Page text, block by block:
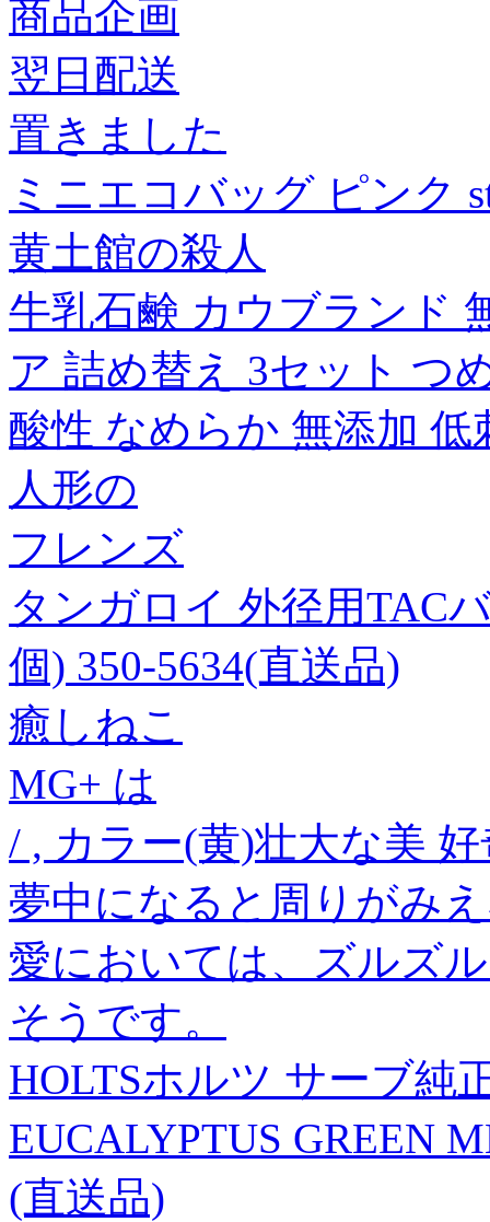
商品企画
翌日配送
置きました
ミニエコバッグ ピンク
黄土館の殺人
牛乳石鹸 カウブランド
ア 詰め替え 3セット つ
酸性 なめらか 無添加 低
人形の
フレンズ
タンガロイ 外径用TAC
個) 350-5634(直送品)
癒しねこ
MG+ は
/ , カラー(黄)壮大な美
夢中になると周りがみ
愛においては、ズルズ
そうです。
HOLTSホルツ サーブ純
EUCALYPTUS GREEN
(直送品)